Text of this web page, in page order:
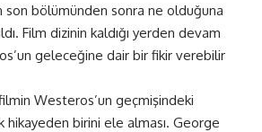
son bölümünden sonra ne olduğuna
Film dizinin kaldığı yerden devam
geleceğine dair bir fikir verebilir
Westeros’un geçmişindeki
hikayeden birini ele alması. George